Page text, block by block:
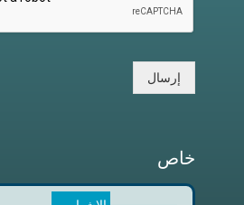
إرسال
خاص